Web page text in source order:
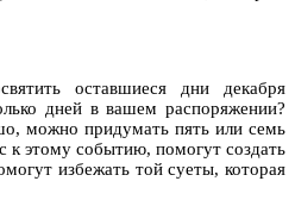
оставшиеся дни декабря
дней в вашем распоряжении?
можно придумать пять или семь
к этому событию, помогут создать
избежать той суеты, которая